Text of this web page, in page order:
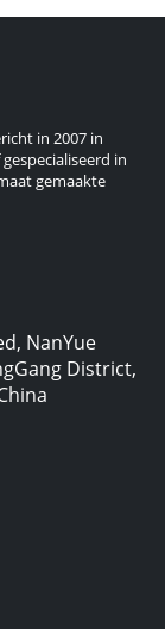
in 2007 in
in
gemaakte
NanYue
District,